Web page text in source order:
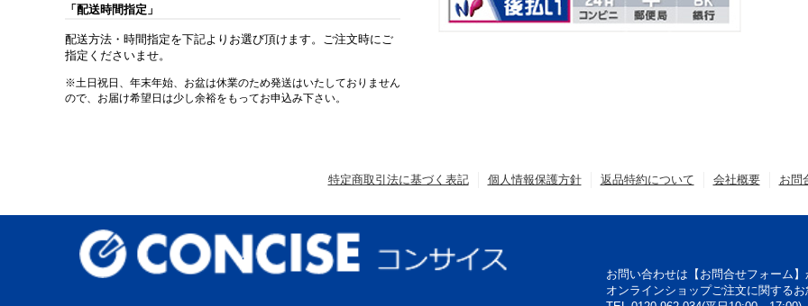
「配送時間指定」
配送方法・時間指定を下記よりお選び頂けます。ご注文時にご
指定くださいませ。
※土日祝日、年末年始、お盆は休業のため発送はいたしておりません
ので、お届け希望日は少し余裕をもってお申込み下さい。
特定商取引法に基づく表記 個人情報保護方針 返品特約について 会社概要 お問
お問い合わせは【お問合せフォーム
オンラインショップご注文に関する